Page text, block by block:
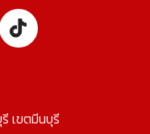
เขตมีนบุรี